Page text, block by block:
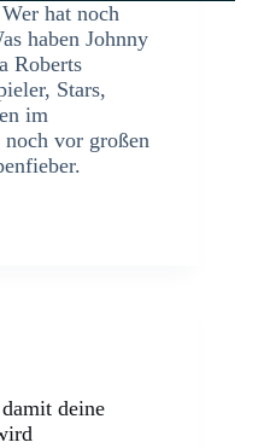
hat noch
haben Johnny
Roberts
Stars,
im
vor großen
deine